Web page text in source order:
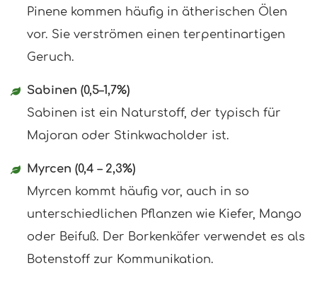
Pinene kommen häufig in ätherischen Ölen
vor. Sie verströmen einen terpentinartigen
Geruch.
Sabinen (0,5–1,7%)
Sabinen ist ein Naturstoff, der typisch für
Majoran oder Stinkwacholder ist.
Myrcen (0,4 – 2,3%)
Myrcen kommt häufig vor, auch in so
unterschiedlichen Pflanzen wie Kiefer, Mango
oder Beifuß. Der Borkenkäfer verwendet es als
Botenstoff zur Kommunikation.